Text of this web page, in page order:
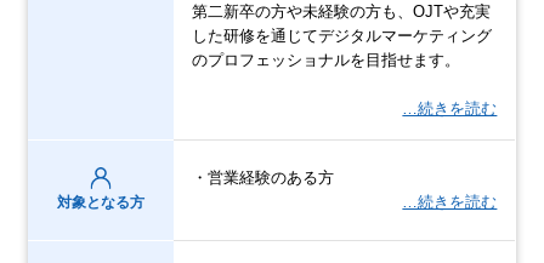
第二新卒の方や未経験の方も、OJTや充実
した研修を通じてデジタルマーケティング
のプロフェッショナルを目指せます。
…続きを読む
対象となる方
・営業経験のある方
…続きを読む